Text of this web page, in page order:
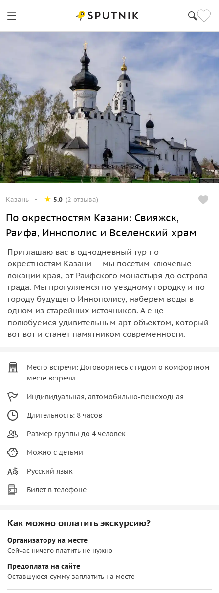
Казань 5.0 (2 отзыва)
По окрестностям Казани: Свияжск,
Раифа, Иннополис и Вселенский храм
Приглашаю вас в однодневный тур по
окрестностям Казани — мы посетим ключевые
локации края, от Раифского монастыря до острова-
града. Мы прогуляемся по уездному городку и по
городу будущего Иннополису, наберем воды в
одном из старейших источников. А еще
полюбуемся удивительным арт-объектом, который
вот вот и станет памятником современности.
Место встречи: Договоритесь с гидом о комфортном
месте встречи
Индивидуальная, автомобильно-пешеходная
Длительность: 8 часов
Размер группы до 4 человек
Можно с детьми
Русский язык
Билет в телефоне
Как можно оплатить экскурсию?
Организатору на месте
Сейчас ничего платить не нужно
Предоплата на сайте
Оставшуюся сумму заплатить на месте